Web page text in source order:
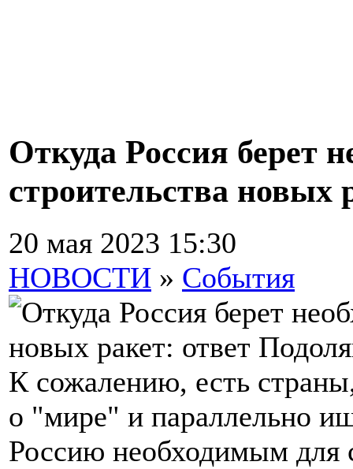
Откуда Россия берет
строительства новых
20 мая 2023 15:30
НОВОСТИ » События
К сожалению, есть
о "мире" и параллельно
Россию необходимым для